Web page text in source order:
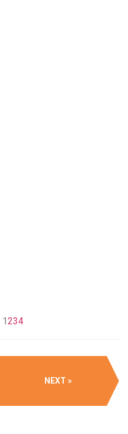
1234
NEXT